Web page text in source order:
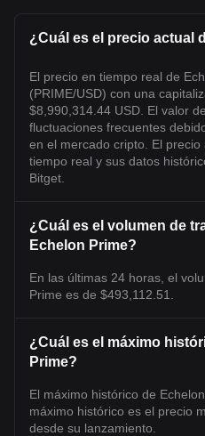
¿Cuál es el precio actual
El precio en tiempo real de
(PRIME/USD) con una
$8,990,314.44 USD. El valor
fluctuaciones frecuentes
en el mercado cripto. El
tiempo real y sus datos
Bitget.
¿Cuál es el volumen de
Echelon Prime?
En las últimas 24 horas, el
Prime es de $493,112.51.
¿Cuál es el máximo
Prime?
El máximo histórico de
máximo histórico es el precio
desde su lanzamiento.